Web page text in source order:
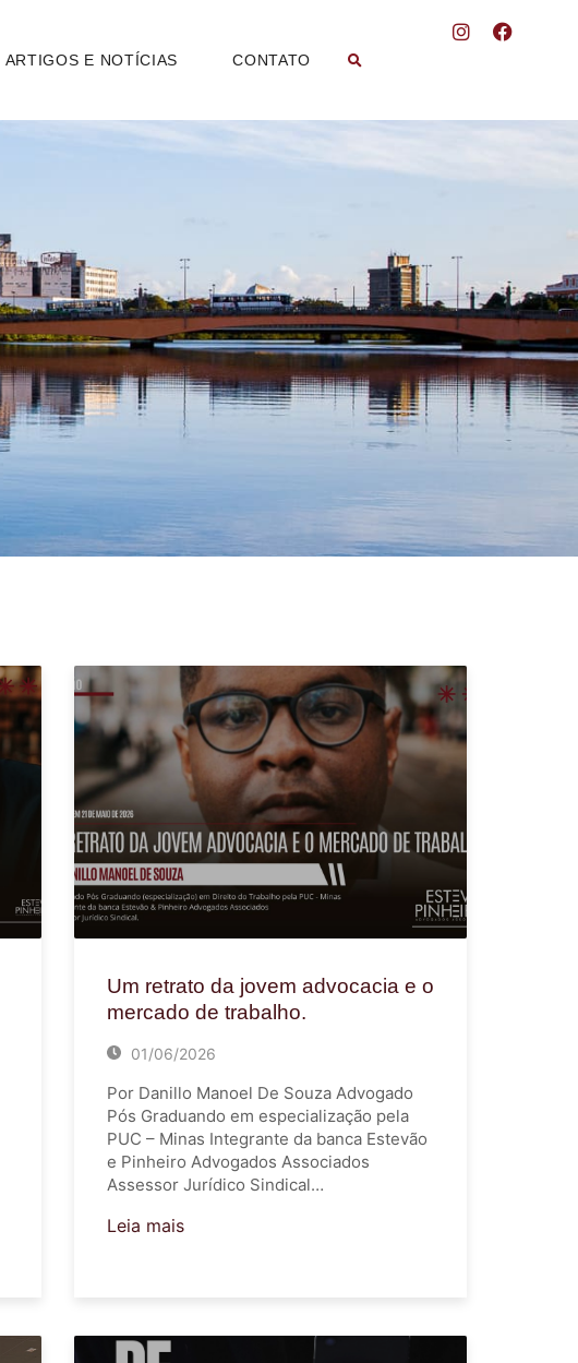
ARTIGOS E NOTÍCIAS CONTATO
Um retrato da jovem advocacia e o
mercado de trabalho.
01/06/2026
Por Danillo Manoel De Souza Advogado
Pós Graduando em especialização pela
PUC – Minas Integrante da banca Estevão
e Pinheiro Advogados Associados
Assessor Jurídico Sindical…
Leia mais